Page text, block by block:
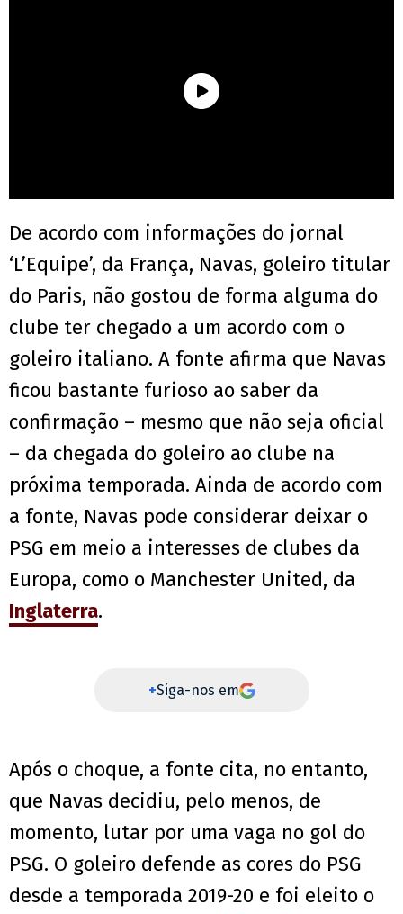
De acordo com informações do jornal
‘L’Equipe’, da França, Navas, goleiro titular
do Paris, não gostou de forma alguma do
clube ter chegado a um acordo com o
goleiro italiano. A fonte afirma que Navas
ficou bastante furioso ao saber da
confirmação – mesmo que não seja oficial
– da chegada do goleiro ao clube na
próxima temporada. Ainda de acordo com
a fonte, Navas pode considerar deixar o
PSG em meio a interesses de clubes da
Europa, como o Manchester United, da
Inglaterra.
+Siga-nos em
Após o choque, a fonte cita, no entanto,
que Navas decidiu, pelo menos, de
momento, lutar por uma vaga no gol do
PSG. O goleiro defende as cores do PSG
desde a temporada 2019-20 e foi eleito o